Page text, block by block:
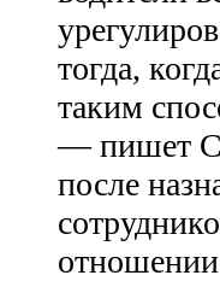
тогда,
таким
— пишет
после